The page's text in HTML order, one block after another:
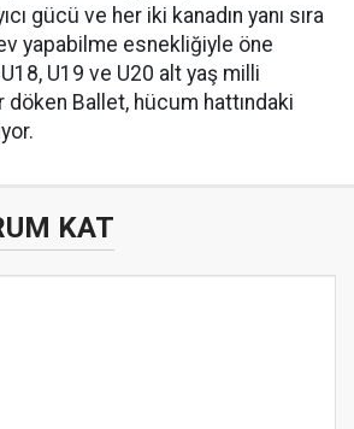
gücü ve her iki kanadın yanı sıra
yapabilme esnekliğiyle öne
U18, U19 ve U20 alt yaş milli
döken Ballet, hücum hattındaki
KAT